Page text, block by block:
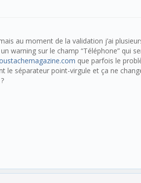
au moment de la validation j’ai
warning sur le champ “Téléphone”
que parfois le
le séparateur point-virgule et ça ne